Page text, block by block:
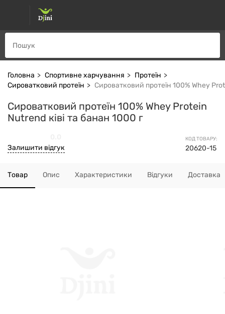
Головна Спортивне харчування
Протеїн
Сироватковий протеїн
Сироватковий протеїн 100% Whey
Сироватковий протеїн 100% Whey Protein
Nutrend ківі та банан 1000 г
КОД ТОВАРУ:
20620-15
Залишити відгук
Товар Опис Характеристики Відгуки Доставка